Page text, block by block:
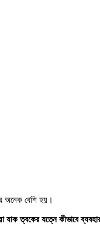
অনেক বেশি হয়।
যাক ত্বকের যত্নে কীভাবে